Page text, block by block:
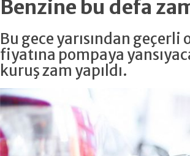
Benzine bu defa
Bu gece yarısından
fiyatına pompaya
kuruş zam yapıldı.